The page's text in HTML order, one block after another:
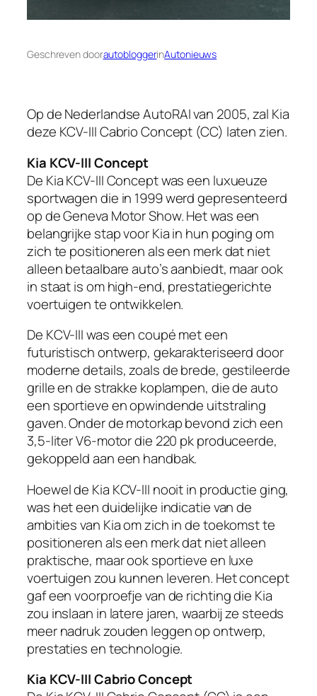
Geschreven doorautobloggerinAutonieuws
Op de Nederlandse AutoRAI van 2005, zal Kia
deze KCV-III Cabrio Concept (CC) laten zien.
Kia KCV-III Concept
De Kia KCV-III Concept was een luxueuze
sportwagen die in 1999 werd gepresenteerd
op de Geneva Motor Show. Het was een
belangrijke stap voor Kia in hun poging om
zich te positioneren als een merk dat niet
alleen betaalbare auto’s aanbiedt, maar ook
in staat is om high-end, prestatiegerichte
voertuigen te ontwikkelen.
De KCV-III was een coupé met een
futuristisch ontwerp, gekarakteriseerd door
moderne details, zoals de brede, gestileerde
grille en de strakke koplampen, die de auto
een sportieve en opwindende uitstraling
gaven. Onder de motorkap bevond zich een
3,5-liter V6-motor die 220 pk produceerde,
gekoppeld aan een handbak.
Hoewel de Kia KCV-III nooit in productie ging,
was het een duidelijke indicatie van de
ambities van Kia om zich in de toekomst te
positioneren als een merk dat niet alleen
praktische, maar ook sportieve en luxe
voertuigen zou kunnen leveren. Het concept
gaf een voorproefje van de richting die Kia
zou inslaan in latere jaren, waarbij ze steeds
meer nadruk zouden leggen op ontwerp,
prestaties en technologie.
Kia KCV-III Cabrio Concept